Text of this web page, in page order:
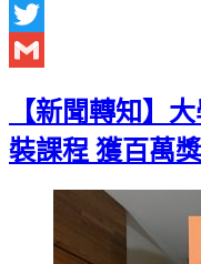
Facebook
Twitter
【新聞轉知】
裝課程 獲百萬